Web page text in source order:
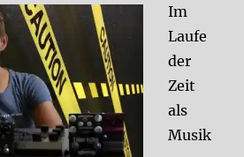
Im
Laufe
der
Zeit
als
Musik